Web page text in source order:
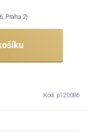
Praha 2)
Kód: p120086